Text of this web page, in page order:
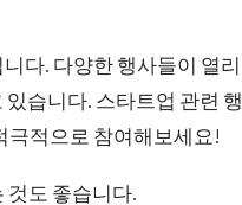
다. 다양한 행사들이 열리
습니다. 스타트업 관련 행
극적으로 참여해보세요!
도 좋습니다.